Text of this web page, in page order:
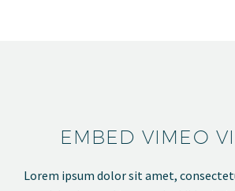
EMBED VIMEO
Lorem ipsum dolor sit amet,